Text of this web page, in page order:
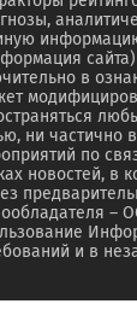
в
ни частично
по
новостей, в
–
и в